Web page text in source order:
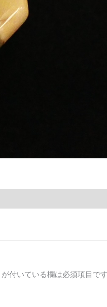
が付いている欄は必須項目です